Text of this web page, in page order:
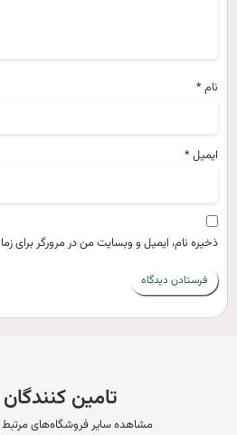
*
نام، ایمیل و وبسایت من در مرورگر برای زمانی
تامین کنندگان
مشاهده سایر فروشگاه‌های مرتبط با